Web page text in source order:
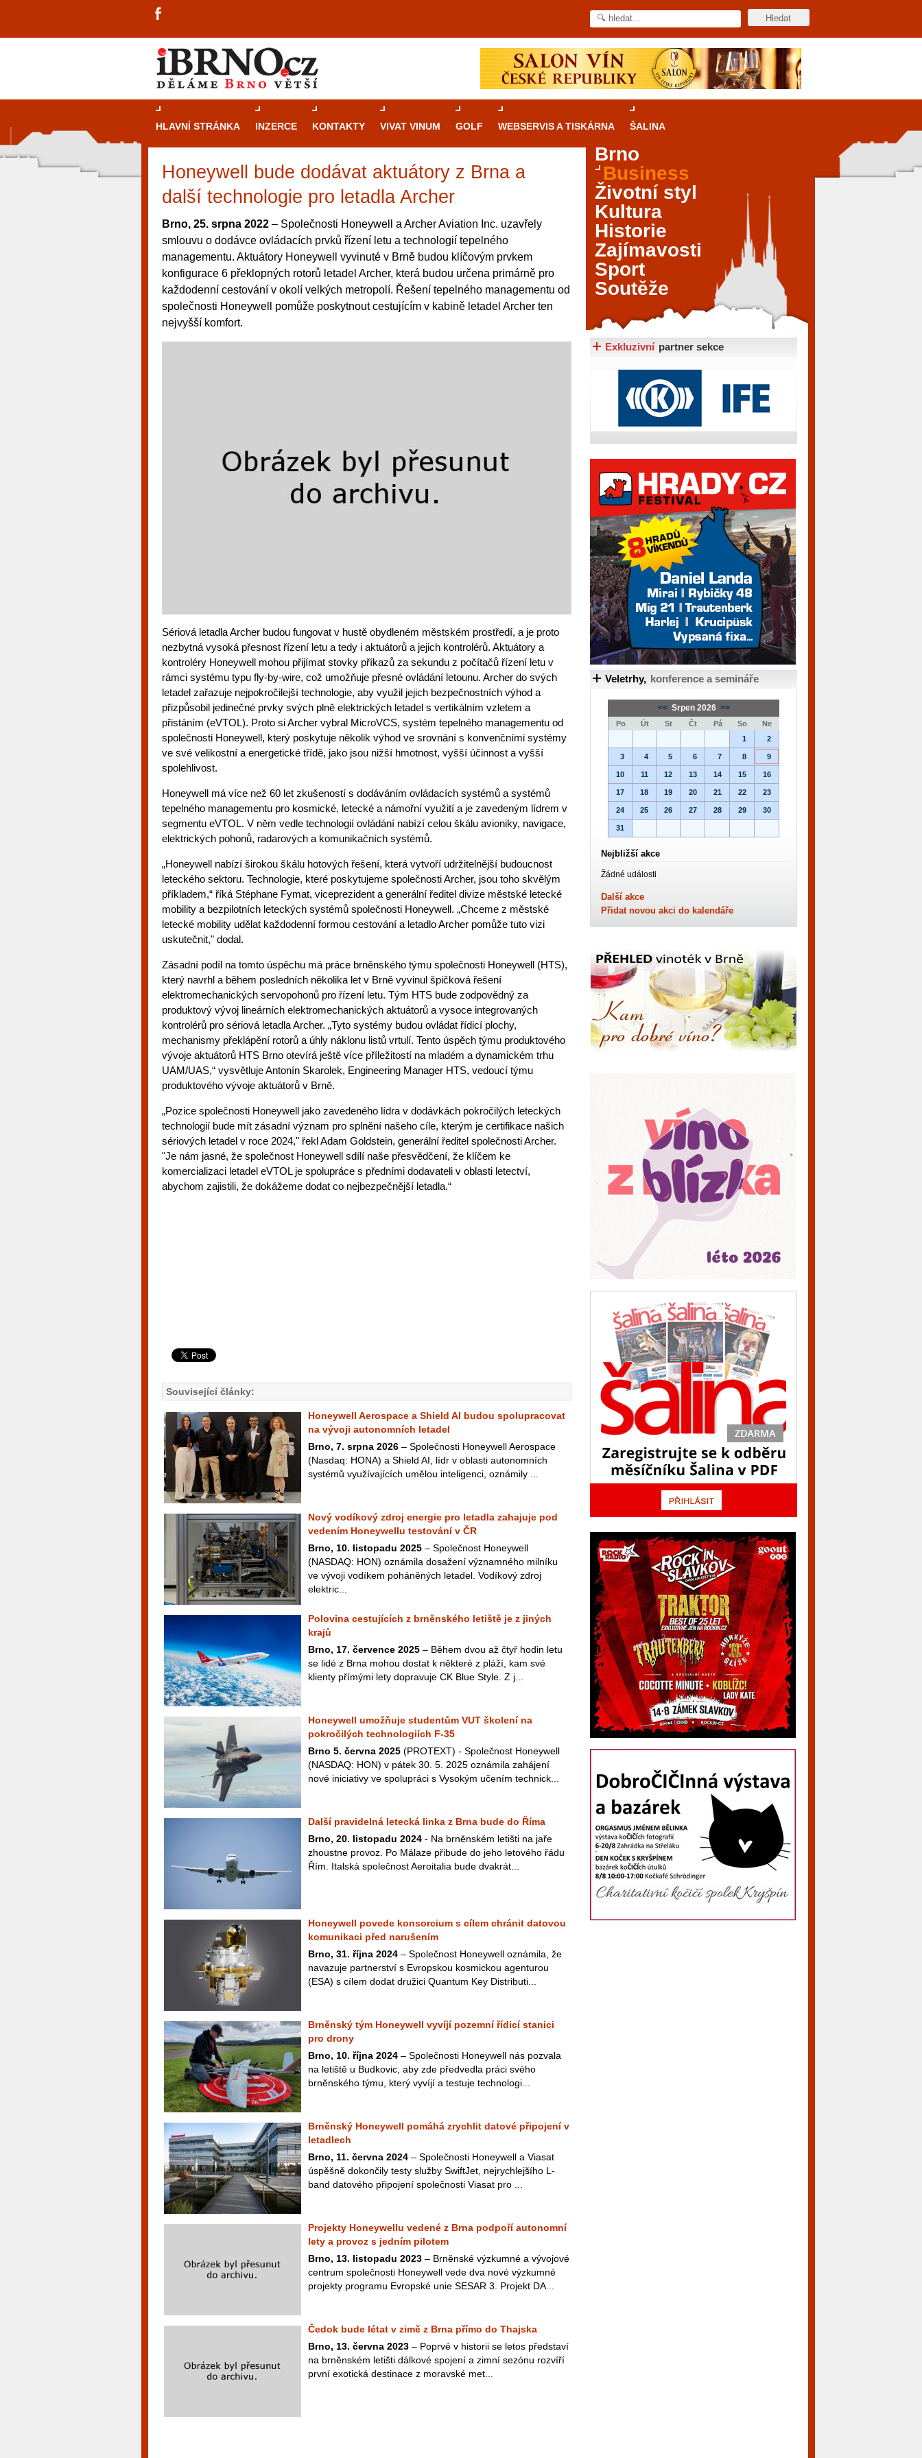
HLAVNÍ STRÁNKA INZERCE KONTAKTY VIVAT VINUM GOLF WEBSERVIS A TISKÁRNA ŠALINA
Honeywell bude dodávat aktuátory z Brna a
další technologie pro letadla Archer
Brno, 25. srpna 2022 – Společnosti Honeywell a Archer Aviation Inc. uzavřely
smlouvu o dodávce ovládacích prvků řízení letu a technologií tepelného
managementu. Aktuátory Honeywell vyvinuté v Brně budou klíčovým prvkem
konfigurace 6 překlopných rotorů letadel Archer, která budou určena primárně pro
každodenní cestování v okolí velkých metropolí. Řešení tepelného managementu od
společnosti Honeywell pomůže poskytnout cestujícím v kabině letadel Archer ten
nejvyšší komfort.
Sériová letadla Archer budou fungovat v hustě obydleném městském prostředí, a je proto
nezbytná vysoká přesnost řízení letu a tedy i aktuátorů a jejich kontrolérů. Aktuátory a
kontroléry Honeywell mohou přijímat stovky příkazů za sekundu z počítačů řízení letu v
rámci systému typu fly-by-wire, což umožňuje přesné ovládání letounu. Archer do svých
letadel zařazuje nejpokročilejší technologie, aby využil jejich bezpečnostních výhod a
přizpůsobil jedinečné prvky svých plně elektrických letadel s vertikálním vzletem a
přistáním (eVTOL). Proto si Archer vybral MicroVCS, systém tepelného managementu od
společnosti Honeywell, který poskytuje několik výhod ve srovnání s konvenčními systémy
ve své velikostní a energetické třídě, jako jsou nižší hmotnost, vyšší účinnost a vyšší
spolehlivost.
Honeywell má více než 60 let zkušeností s dodáváním ovládacích systémů a systémů
tepelného managementu pro kosmické, letecké a námořní využití a je zavedeným lídrem v
segmentu eVTOL. V něm vedle technologií ovládání nabízí celou škálu avioniky, navigace,
elektrických pohonů, radarových a komunikačních systémů.
„Honeywell nabízí širokou škálu hotových řešení, která vytvoří udržitelnější budoucnost
leteckého sektoru. Technologie, které poskytujeme společnosti Archer, jsou toho skvělým
příkladem,“ říká Stéphane Fymat, viceprezident a generální ředitel divize městské letecké
mobility a bezpilotních leteckých systémů společnosti Honeywell. „Chceme z městské
letecké mobility udělat každodenní formou cestování a letadlo Archer pomůže tuto vizi
uskutečnit," dodal.
Zásadní podíl na tomto úspěchu má práce brněnského týmu společnosti Honeywell (HTS),
který navrhl a během posledních několika let v Brně vyvinul špičková řešení
elektromechanických servopohonů pro řízení letu. Tým HTS bude zodpovědný za
produktový vývoj lineárních elektromechanických aktuátorů a vysoce integrovaných
kontrolérů pro sériová letadla Archer. „Tyto systémy budou ovládat řídicí plochy,
mechanismy překlápění rotorů a úhly náklonu listů vrtulí. Tento úspěch týmu produktového
vývoje aktuátorů HTS Brno otevírá ještě více příležitostí na mladém a dynamickém trhu
UAM/UAS,“ vysvětluje Antonín Skarolek, Engineering Manager HTS, vedoucí týmu
produktového vývoje aktuátorů v Brně.
„Pozice společnosti Honeywell jako zavedeného lídra v dodávkách pokročilých leteckých
technologií bude mít zásadní význam pro splnění našeho cíle, kterým je certifikace našich
sériových letadel v roce 2024," řekl Adam Goldstein, generální ředitel společnosti Archer.
"Je nám jasné, že společnost Honeywell sdílí naše přesvědčení, že klíčem ke
komercializaci letadel eVTOL je spolupráce s předními dodavateli v oblasti letectví,
abychom zajistili, že dokážeme dodat co nejbezpečnější letadla.“
Související články:
Honeywell Aerospace a Shield AI budou spolupracovat
na vývoji autonomních letadel
Brno, 7. srpna 2026 – Společnosti Honeywell Aerospace
(Nasdaq: HONA) a Shield AI, lídr v oblasti autonomních
systémů využívajících umělou inteligenci, oznámily ...
Nový vodíkový zdroj energie pro letadla zahajuje pod
vedením Honeywellu testování v ČR
Brno, 10. listopadu 2025 – Společnost Honeywell
(NASDAQ: HON) oznámila dosažení významného milníku
ve vývoji vodíkem poháněných letadel. Vodíkový zdroj
elektric...
Polovina cestujících z brněnského letiště je z jiných
krajů
Brno, 17. července 2025 – Během dvou až čtyř hodin letu
se lidé z Brna mohou dostat k některé z pláží, kam své
klienty přímými lety dopravuje CK Blue Style. Z j...
Honeywell umožňuje studentům VUT školení na
pokročilých technologiích F-35
Brno 5. června 2025 (PROTEXT) - Společnost Honeywell
(NASDAQ: HON) v pátek 30. 5. 2025 oznámila zahájení
nové iniciativy ve spolupráci s Vysokým učením technick...
Další pravidelná letecká linka z Brna bude do Říma
Brno, 20. listopadu 2024 - Na brněnském letišti na jaře
zhoustne provoz. Po Málaze přibude do jeho letového řádu
Řím. Italská společnost Aeroitalia bude dvakrát...
Honeywell povede konsorcium s cílem chránit datovou
komunikaci před narušením
Brno, 31. října 2024 – Společnost Honeywell oznámila, že
navazuje partnerství s Evropskou kosmickou agenturou
(ESA) s cílem dodat družici Quantum Key Distributi...
Brněnský tým Honeywell vyvíjí pozemní řídicí stanici
pro drony
Brno, 10. října 2024 – Společnosti Honeywell nás pozvala
na letiště u Budkovic, aby zde předvedla práci svého
brněnského týmu, který vyvíjí a testuje technologi...
Brněnský Honeywell pomáhá zrychlit datové připojení v
letadlech
Brno, 11. června 2024 – Společnosti Honeywell a Viasat
úspěšně dokončily testy služby SwiftJet, nejrychlejšího L-
band datového připojení společnosti Viasat pro ...
Projekty Honeywellu vedené z Brna podpoří autonomní
lety a provoz s jedním pilotem
Brno, 13. listopadu 2023 – Brněnské výzkumné a vývojové
centrum společnosti Honeywell vede dva nové výzkumné
projekty programu Evropské unie SESAR 3. Projekt DA...
Čedok bude létat v zimě z Brna přímo do Thajska
Brno, 13. června 2023 – Poprvé v historii se letos představí
na brněnském letišti dálkové spojení a zimní sezónu rozvíří
první exotická destinace z moravské met...
Průvodcekasinovými hrami v Brně: Od
rulety po video automaty
Brno je městem známým pro zajímavé památky, skvělé
restaurace, divadla a univerzity. Mimo jiné je ale také
místem, kde si můžete legálně a bezpečně vyzkoušet
různé kasinové hry. V neustále kvetoucí moravské
metropoli naleznete širokou nabídku her od klasické
rulety až po moderní automaty jak pro pravidelné
návštěvníky, tak pro příležitostné hráče. V...
Brno
Business
Životní styl
Kultura
Historie
Zajímavosti
Sport
Soutěže
Exkluzivní partner sekce
Veletrhy, konference a semináře
<< Srpen 2026 >>
Po Út St Čt Pá So
Ne
1
2
3 4 5 6 7 8 9
10 11 12 13 14 15 16
17 18 19 20 21 22 23
24 25 26 27 28 29 30
31
Nejbližší akce
Žádné události
Další akce
Přidat novou akci do kalendáře